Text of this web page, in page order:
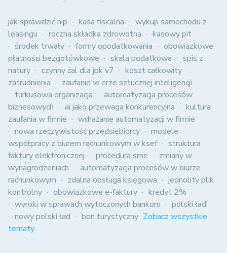
jak sprawdzić nip kasa fiskalna
wykup samochodu z
leasingu
roczna składka zdrowotna
kasowy pit
środek trwały
formy opodatkowania
obowiązkowe
płatności bezgotówkowe
skala podatkowa
spis z
natury
czynny żal dla jpk v7
koszt całkowity
zatrudnienia
zaufanie w erze sztucznej inteligencji
turkusowa organizacja
automatyzacja procesów
biznesowych
ai jako przewaga konkurencyjna
kultura
zaufania w firmie
wdrażanie automatyzacji w firmie
nowa rzeczywistość przedsiębiorcy
modele
współpracy z biurem rachunkowym w ksef
struktura
faktury elektronicznej
procedura sme
zmiany w
wynagrodzeniach
automatyzacja procesów w biurze
rachunkowym
zdalna obsługa księgowa
jednolity plik
kontrolny
obowiązkowe e-faktury
kredyt 2%
wyroki w sprawach wytoczonych bankom
polski ład
nowy polski ład
bon turystyczny Zobacz wszystkie
tematy